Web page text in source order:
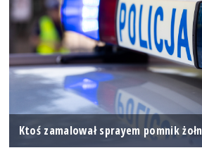
Ktoś zamalował sprayem pomnik